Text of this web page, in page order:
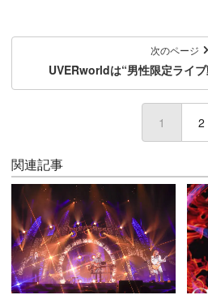
次のページ
UVERworldは“男性限定ライ
1 (current)
2
関連記事